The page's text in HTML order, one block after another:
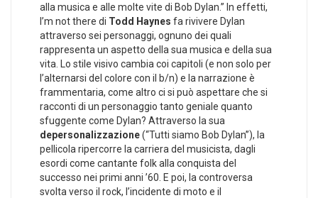
alla musica e alle molte vite di Bob Dylan.” In effetti,
I’m not there di Todd Haynes fa rivivere Dylan
attraverso sei personaggi, ognuno dei quali
rappresenta un aspetto della sua musica e della sua
vita. Lo stile visivo cambia coi capitoli (e non solo per
l’alternarsi del colore con il b/n) e la narrazione è
frammentaria, come altro ci si può aspettare che si
racconti di un personaggio tanto geniale quanto
sfuggente come Dylan? Attraverso la sua
depersonalizzazione(“Tutti siamo Bob Dylan”), la
pellicola ripercorre la carriera del musicista, dagli
esordi come cantante folk alla conquista del
successo nei primi anni ’60. E poi, la controversa
svolta verso il rock, l’incidente di moto e il